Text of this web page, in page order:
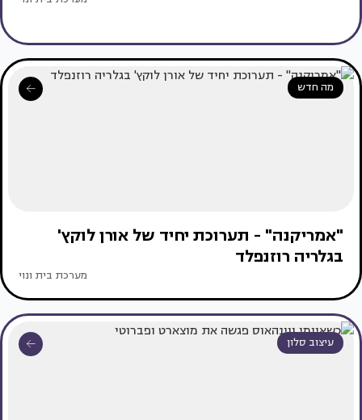
מה חדש
"אמריקנה" - תערוכת יחיד של אורן לוקץ'
בגלריה רוזנפלד
מערכת בית ונוי
עיצוב סלון